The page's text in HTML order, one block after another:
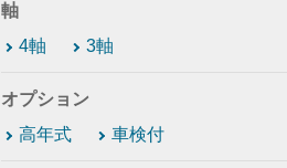
軸
4軸
3軸
オプション
高年式
車検付